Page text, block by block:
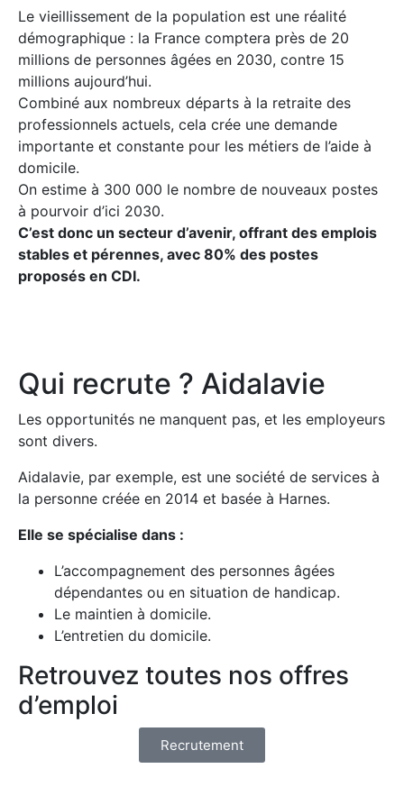
Le vieillissement de la population est une réalité
démographique : la France comptera près de 20
millions de personnes âgées en 2030, contre 15
millions aujourd’hui.
Combiné aux nombreux départs à la retraite des
professionnels actuels, cela crée une demande
importante et constante pour les métiers de l’aide à
domicile.
On estime à 300 000 le nombre de nouveaux postes
à pourvoir d’ici 2030.
C’est donc un secteur d’avenir, offrant des emplois
stables et pérennes, avec 80% des postes
proposés en CDI.
Qui recrute ? Aidalavie
Les opportunités ne manquent pas, et les employeurs
sont divers.
Aidalavie, par exemple, est une société de services à
la personne créée en 2014 et basée à Harnes.
Elle se spécialise dans :
L’accompagnement des personnes âgées
dépendantes ou en situation de handicap.
Le maintien à domicile.
L’entretien du domicile.
Retrouvez toutes nos offres
d’emploi
Recrutement